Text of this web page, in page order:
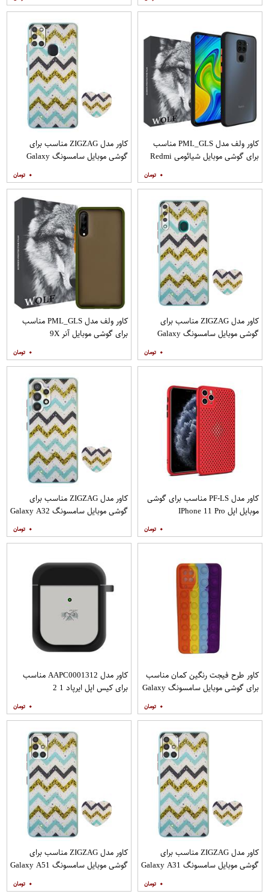
مات
کاور ولف مدل PML_GLS مناسب
برای گوشی موبایل شیائومی Redmi
۰
کاور مدل ZIGZAG مناسب برای
گوشی موبایل سامسونگ Galaxy
۰
کاور مدل ZIGZAG مناسب برای
گوشی موبایل سامسونگ Galaxy
۰
کاور ولف مدل PML_GLS مناسب
برای گوشی موبایل آنر 9X
۰
کاور مدل PF-LS مناسب برای گوشی
موبایل اپل IPhone 11 Pro
۰
کاور مدل ZIGZAG مناسب برای
گوشی موبایل سامسونگ Galaxy A32
۰
کاور طرح فیجت رنگین کمان مناسب
برای گوشی موبایل سامسونگ Galaxy
۰
کاور مدل AAPC0001312 مناسب
برای کیس اپل ایرپاد 1 2
۰
کاور مدل ZIGZAG مناسب برای
گوشی موبایل سامسونگ Galaxy A31
۰
کاور مدل ZIGZAG مناسب برای
گوشی موبایل سامسونگ Galaxy A51
۰